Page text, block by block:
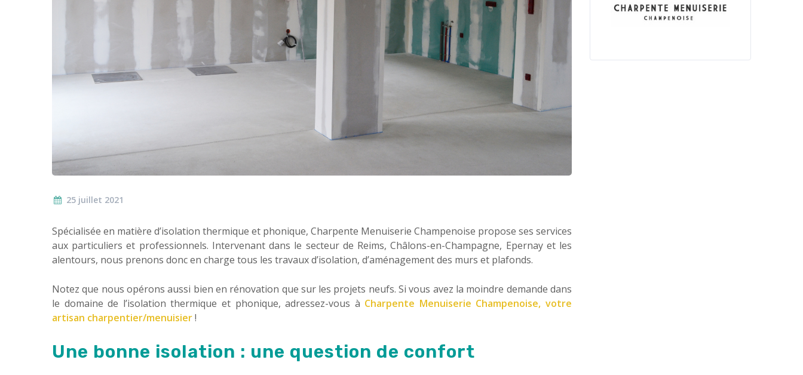
25 juillet 2021
Spécialisée en matière d’isolation thermique et phonique, Charpente Menuiserie Champenoise propose ses services
aux particuliers et professionnels. Intervenant dans le secteur de Reims, Châlons-en-Champagne, Epernay et les
alentours, nous prenons donc en charge tous les travaux d’isolation, d’aménagement des murs et plafonds.
Notez que nous opérons aussi bien en rénovation que sur les projets neufs. Si vous avez la moindre demande dans
le domaine de l’isolation thermique et phonique, adressez-vous à Charpente Menuiserie Champenoise, votre
artisan charpentier/menuisier!
Une bonne isolation : une question de confort